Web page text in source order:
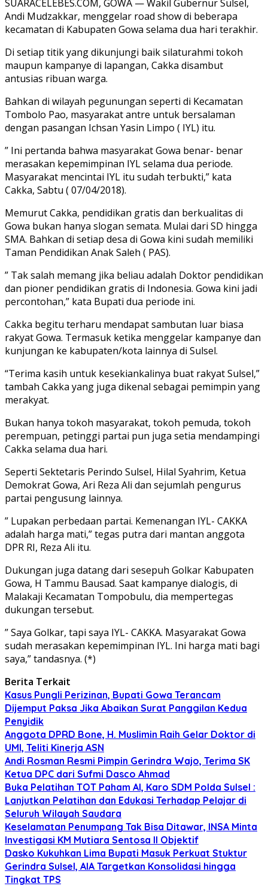
SUARACELEBES.COM, GOWA — Wakil Gubernur Sulsel,
Andi Mudzakkar, menggelar road show di beberapa
kecamatan di Kabupaten Gowa selama dua hari terakhir.
Di setiap titik yang dikunjungi baik silaturahmi tokoh
maupun kampanye di lapangan, Cakka disambut
antusias ribuan warga.
Bahkan di wilayah pegunungan seperti di Kecamatan
Tombolo Pao, masyarakat antre untuk bersalaman
dengan pasangan Ichsan Yasin Limpo ( IYL) itu.
” Ini pertanda bahwa masyarakat Gowa benar- benar
merasakan kepemimpinan IYL selama dua periode.
Masyarakat mencintai IYL itu sudah terbukti,” kata
Cakka, Sabtu ( 07/04/2018).
Memurut Cakka, pendidikan gratis dan berkualitas di
Gowa bukan hanya slogan semata. Mulai dari SD hingga
SMA. Bahkan di setiap desa di Gowa kini sudah memiliki
Taman Pendidikan Anak Saleh ( PAS).
” Tak salah memang jika beliau adalah Doktor pendidikan
dan pioner pendidikan gratis di Indonesia. Gowa kini jadi
percontohan,” kata Bupati dua periode ini.
Cakka begitu terharu mendapat sambutan luar biasa
rakyat Gowa. Termasuk ketika menggelar kampanye dan
kunjungan ke kabupaten/kota lainnya di Sulsel.
“Terima kasih untuk kesekiankalinya buat rakyat Sulsel,”
tambah Cakka yang juga dikenal sebagai pemimpin yang
merakyat.
Bukan hanya tokoh masyarakat, tokoh pemuda, tokoh
perempuan, petinggi partai pun juga setia mendampingi
Cakka selama dua hari.
Seperti Sektetaris Perindo Sulsel, Hilal Syahrim, Ketua
Demokrat Gowa, Ari Reza Ali dan sejumlah pengurus
partai pengusung lainnya.
” Lupakan perbedaan partai. Kemenangan IYL- CAKKA
adalah harga mati,” tegas putra dari mantan anggota
DPR RI, Reza Ali itu.
Dukungan juga datang dari sesepuh Golkar Kabupaten
Gowa, H Tammu Bausad. Saat kampanye dialogis, di
Malakaji Kecamatan Tompobulu, dia mempertegas
dukungan tersebut.
” Saya Golkar, tapi saya IYL- CAKKA. Masyarakat Gowa
sudah merasakan kepemimpinan IYL. Ini harga mati bagi
saya,” tandasnya. (*)
Berita Terkait
Kasus Pungli Perizinan, Bupati Gowa Terancam
Dijemput Paksa Jika Abaikan Surat Panggilan Kedua
Penyidik
Anggota DPRD Bone, H. Muslimin Raih Gelar Doktor di
UMI, Teliti Kinerja ASN
Andi Rosman Resmi Pimpin Gerindra Wajo, Terima SK
Ketua DPC dari Sufmi Dasco Ahmad
Buka Pelatihan TOT Paham AI, Karo SDM Polda Sulsel :
Lanjutkan Pelatihan dan Edukasi Terhadap Pelajar di
Seluruh Wilayah Saudara
Keselamatan Penumpang Tak Bisa Ditawar, INSA Minta
Investigasi KM Mutiara Sentosa II Objektif
Dasko Kukuhkan Lima Bupati Masuk Perkuat Stuktur
Gerindra Sulsel, AIA Targetkan Konsolidasi hingga
Tingkat TPS